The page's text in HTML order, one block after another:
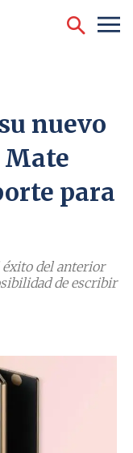
nuevo
para
del anterior
de escribir